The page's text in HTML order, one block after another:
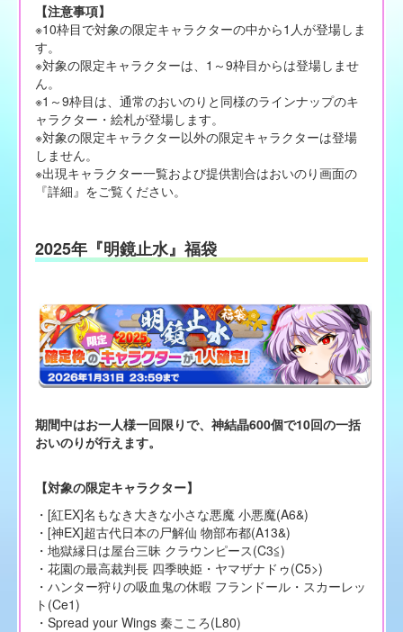
【注意事項】
※10枠目で対象の限定キャラクターの中から1人が登場しま
す。
※対象の限定キャラクターは、1～9枠目からは登場しませ
ん。
※1～9枠目は、通常のおいのりと同様のラインナップのキ
ャラクター・絵札が登場します。
※対象の限定キャラクター以外の限定キャラクターは登場
しません。
※出現キャラクター一覧および提供割合はおいのり画面の
『詳細』をご覧ください。
2025年『明鏡止水』福袋
期間中はお一人様一回限りで、神結晶600個で10回の一括
おいのりが行えます。
【対象の限定キャラクター】
・[紅EX]名もなき大きな小さな悪魔 小悪魔(A6&)
・[神EX]超古代日本の尸解仙 物部布都(A13&)
・地獄縁日は屋台三昧 クラウンピース(C3≦)
・花園の最高裁判長 四季映姫・ヤマザナドゥ(C5>)
・ハンター狩りの吸血鬼の休暇 フランドール・スカーレッ
ト(Ce1)
・Spread your Wings 秦こころ(L80)